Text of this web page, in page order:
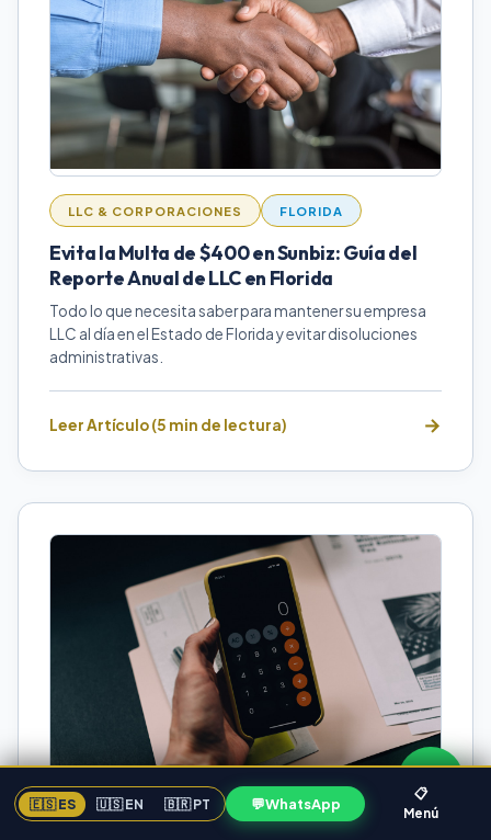
LLC & CORPORACIONES FLORIDA
Evita la Multa de $400 en Sunbiz: Guía del
Reporte Anual de LLC en Florida
Todo lo que necesita saber para mantener su empresa
LLC al día en el Estado de Florida y evitar disoluciones
administrativas.
Leer Artículo (5 min de lectura)
🇪🇸 ES 🇺🇸 EN 🇧🇷 PT 💬WhatsApp
📋
Menú